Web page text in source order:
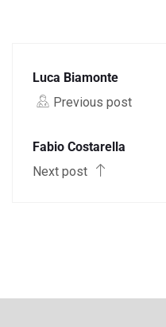
Luca Biamonte
Previous post
Fabio Costarella
Next post